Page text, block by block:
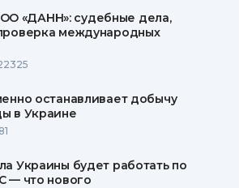
«ДАНН»: судебные дела,
международных
останавливает добычу
в Украине
81
Украины будет работать по
— что нового